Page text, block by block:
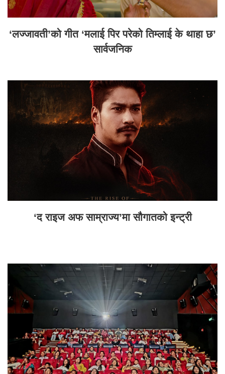
‘लज्जावती’को गीत ‘मलाई पिर परेको तिम्लाई के थाहा छ’
सार्वजनिक
‘द राइज अफ साम्राज्य’मा सौगातको इन्ट्री